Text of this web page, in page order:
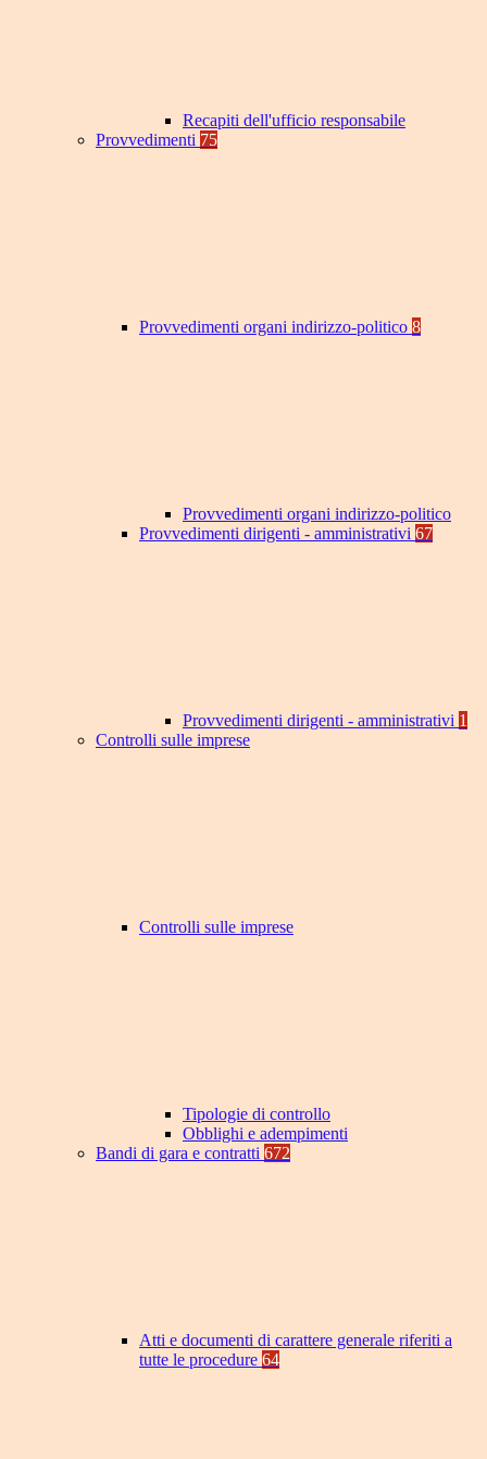
Recapiti dell'ufficio responsabile
Provvedimenti 75
Provvedimenti organi indirizzo-politico 8
Provvedimenti organi indirizzo-politico
Provvedimenti dirigenti - amministrativi 67
Provvedimenti dirigenti - amministrativi 1
Controlli sulle imprese
Controlli sulle imprese
Tipologie di controllo
Obblighi e adempimenti
Bandi di gara e contratti 672
Atti e documenti di carattere generale riferiti a
tutte le procedure 64